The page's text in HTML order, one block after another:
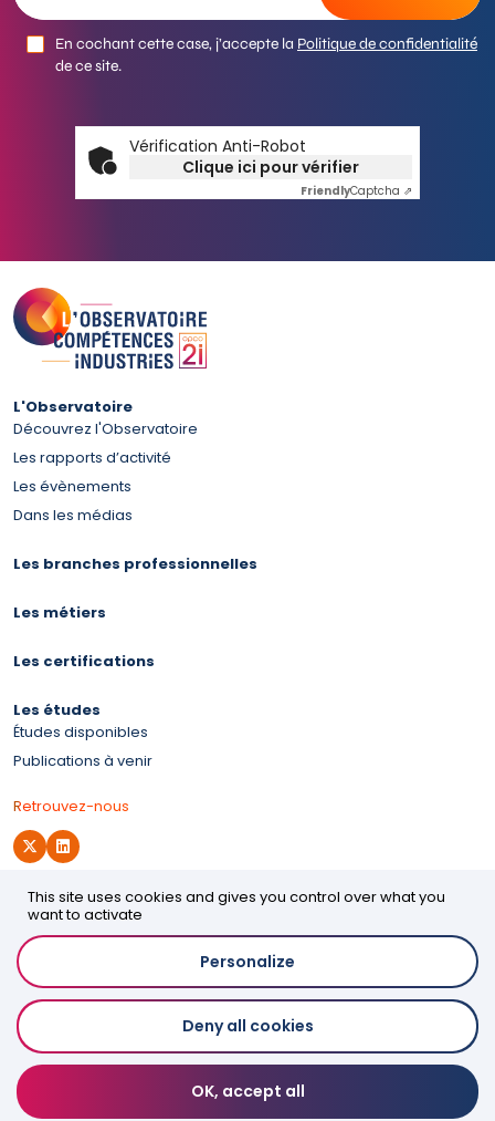
En cochant cette case, j’accepte la Politique de confidentialité
de ce site.
Vérification Anti-Robot
Clique ici pour vérifier
FriendlyCaptcha ⇗
L'Observatoire
Découvrez l'Observatoire
Les rapports d’activité
Les évènements
Dans les médias
Les branches professionnelles
Les métiers
Les certifications
Les études
Études disponibles
Publications à venir
Retrouvez-nous
Site d'OPCO 2i
Mentions légales
Politique de confidentialité
Espace presse
Contact
This site uses cookies and gives you control over what you
want to activate
Personalize
Deny all cookies
OK, accept all